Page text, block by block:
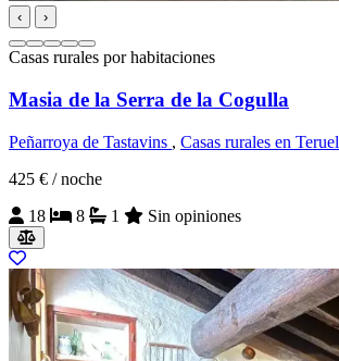
‹ ›
Casas rurales por habitaciones
Masia de la Serra de la Cogulla
Peñarroya de Tastavins , Casas rurales en Teruel
425 € / noche
18
8 1 Sin opiniones